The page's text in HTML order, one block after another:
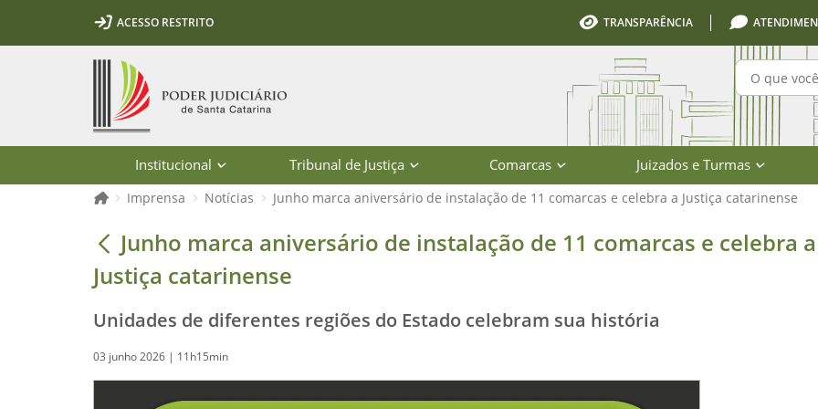
Ir para o conteúdo
Ir para a ferramenta de acessibilidade - Rybená
Ir para o menu principal
Ir para a pesquisa
Ir para o rodapé
Ir para a página inicialACESSO RESTRITO TRANSPARÊNCIA
Institucional Tribunal de Justiça Comarcas Juizados e Turmas
Página inicial
Imprensa Notícias Junho marca aniversário de instalação de 11 comarcas e celebra a Justiça catarinense
Junho marca aniversário de instalação de 11 comarcas e celebra a
Junho marca aniversário de instalação de 11 comarcas e celebra a
Justiça catarinense
Unidades de diferentes regiões do Estado celebram sua história
03 junho 2026 | 11h15min